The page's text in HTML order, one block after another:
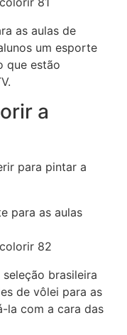
as aulas de
um esporte
que estão
a
para pintar a
82
brasileira
de vôlei para as
la com a cara das